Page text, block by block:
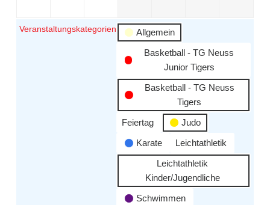
Veranstaltungskategorien
Allgemein
Basketball - TG Neuss
Junior Tigers
Basketball - TG Neuss
Tigers
Feiertag
Judo
Karate
Leichtathletik
Leichtathletik
Kinder/Jugendliche
Schwimmen